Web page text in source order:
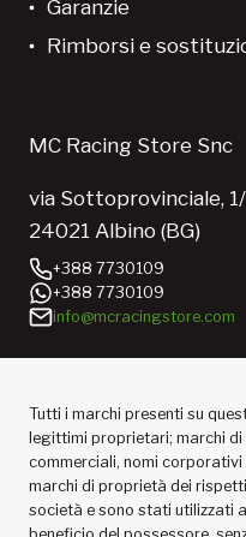
Garanzie
Rimborsi e
MC Racing Store Snc
via Sottoprovinciale,
24021 Albino (BG)
+388 7730109
+388 7730109
info@mcracingstore.com
Tutti i marchi presenti su
legittimi proprietari; marchi
commerciali, nomi
marchi di proprietà dei
società e sono stati utilizzati